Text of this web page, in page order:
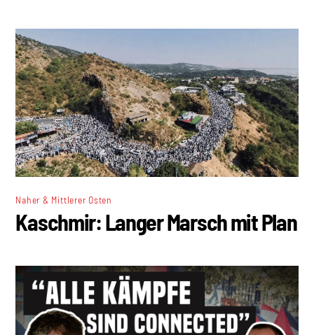
Naher & Mittlerer Osten
Kaschmir: Langer Marsch mit Plan